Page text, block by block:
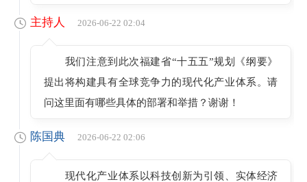
主持人 2026-06-22 02:04
我们注意到此次福建省“十五五”规划《纲要》
提出将构建具有全球竞争力的现代化产业体系。请
问这里面有哪些具体的部署和举措？谢谢！
陈国典 2026-06-22 02:06
现代化产业体系以科技创新为引领、实体经济